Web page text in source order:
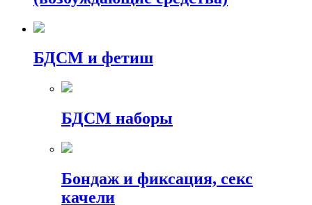
БДСМ и фетиш
БДСМ наборы
Бондаж и фиксация, секс
качели